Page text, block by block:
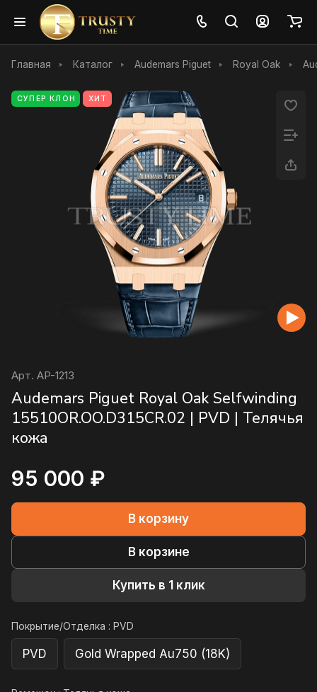
Главная Каталог Audemars Piguet Royal Oak
СУПЕР КЛОН ХИТ
Арт. AP-1213
Audemars Piguet Royal Oak Selfwinding
15510OR.OO.D315CR.02 | PVD | Телячья
кожа
95 000 ₽
В корзину
В корзине
Купить в 1 клик
Покрытие/Отделка : PVD
PVD Gold Wrapped Au750 (18K)